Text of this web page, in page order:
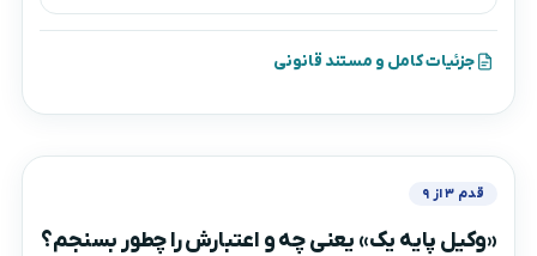
جزئیات کامل و مستند قانونی
قدم ۳ از ۹
«وکیل پایه یک» یعنی چه و اعتبارش را چطور بسنجم؟